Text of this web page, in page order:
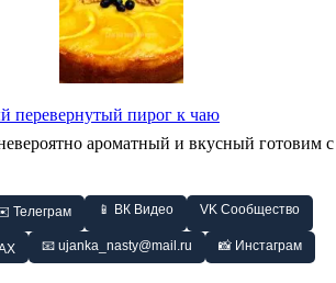
перевернутый пирог к чаю
ароматный и вкусный готовим с
Телеграм 📱 ВК Видео VK Сообщество
📧 ujanka_nasty@mail.ru 📸 Инстаграм